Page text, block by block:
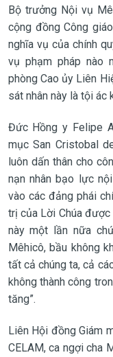
Bộ trưởng Nội vụ
cộng đồng Công
nghĩa vụ của chính
vụ phạm pháp nào
phòng Cao ủy Liên
sát nhân này là tội ác
Đức Hồng y Felipe
mục San Cristobal
luôn dấn thân cho
nạn nhân bạo lực
vào các đảng phái
trị của Lời Chúa
này một lần nữa
Mêhicô, bầu không
tất cả chúng ta, cả
không thành công
tăng”.
Liên Hội đồng Giám
CELAM, ca ngợi cha